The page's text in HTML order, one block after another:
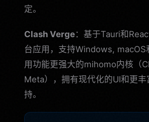
定。
Clash Verge：基于Tauri和
台应用，支持Windows, macOS
用功能更强大的mihomo内核（
Meta），拥有现代化的UI和更丰
持。